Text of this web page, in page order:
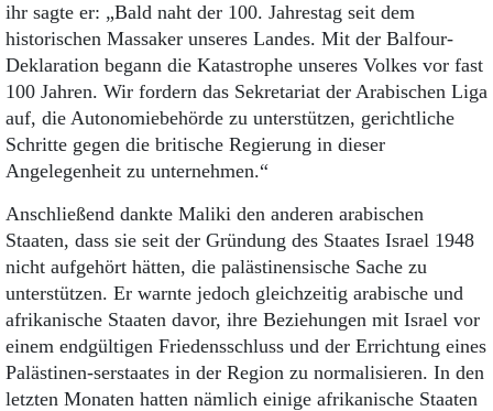
ihr sagte er: „Bald naht der 100. Jahrestag seit dem
historischen Massaker unseres Landes. Mit der Balfour-
Deklaration begann die Katastrophe unseres Volkes vor fast
100 Jahren. Wir fordern das Sekretariat der Arabischen Liga
auf, die Autonomiebehörde zu unterstützen, gerichtliche
Schritte gegen die britische Regierung in dieser
Angelegenheit zu unternehmen.“
Anschließend dankte Maliki den anderen arabischen
Staaten, dass sie seit der Gründung des Staates Israel 1948
nicht aufgehört hätten, die palästinensische Sache zu
unterstützen. Er warnte jedoch gleichzeitig arabische und
afrikanische Staaten davor, ihre Beziehungen mit Israel vor
einem endgültigen Friedensschluss und der Errichtung eines
Palästinen-serstaates in der Region zu normalisieren. In den
letzten Monaten hatten nämlich einige afrikanische Staaten